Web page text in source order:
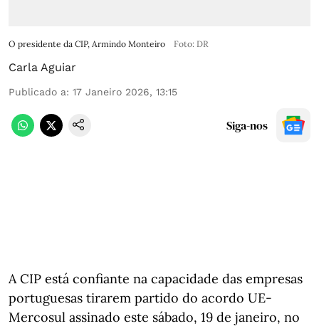
O presidente da CIP, Armindo Monteiro Foto: DR
Carla Aguiar
Publicado a: 17 Janeiro 2026, 13:15
Siga-nos
A CIP está confiante na capacidade das empresas
portuguesas tirarem partido do acordo UE-
Mercosul assinado este sábado, 19 de janeiro, no